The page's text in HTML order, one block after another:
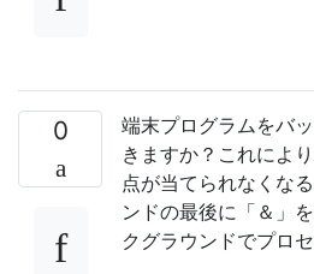
0
端末プログラムをバ
きますか？これによ
点が当てられなくな
ンドの最後に「＆」
クグラウンドでプロ